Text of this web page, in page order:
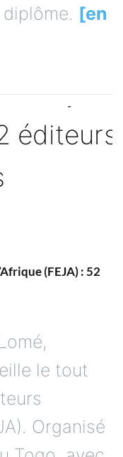
[en
(FEJA) : 52
le tout
Organisé